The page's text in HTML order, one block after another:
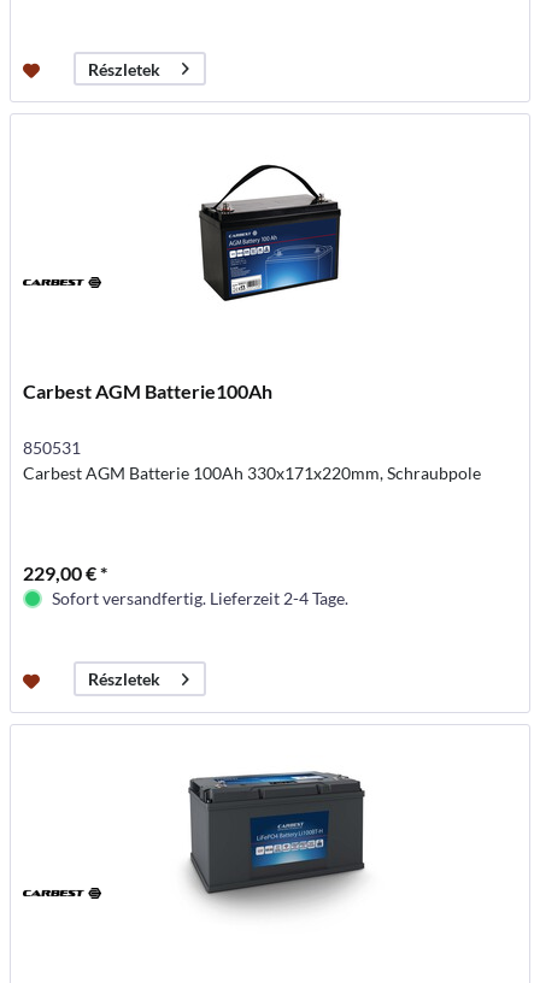
Részletek
Carbest AGM Batterie100Ah
850531
Carbest AGM Batterie 100Ah 330x171x220mm, Schraubpole
229,00 € *
Sofort versandfertig. Lieferzeit 2-4 Tage.
Részletek